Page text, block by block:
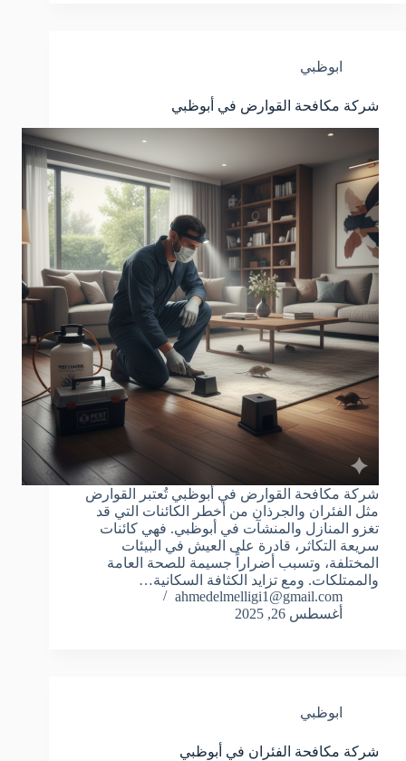
ابوظبي
شركة مكافحة القوارض في أبوظبي
شركة مكافحة القوارض في أبوظبي تُعتبر القوارض
مثل الفئران والجرذان من أخطر الكائنات التي قد
تغزو المنازل والمنشآت في أبوظبي. فهي كائنات
سريعة التكاثر، قادرة على العيش في البيئات
المختلفة، وتسبب أضراراً جسيمة للصحة العامة
والممتلكات. ومع تزايد الكثافة السكانية…
ahmedelmelligi1@gmail.com
أغسطس 26, 2025
ابوظبي
شركة مكافحة الفئران في أبوظبي